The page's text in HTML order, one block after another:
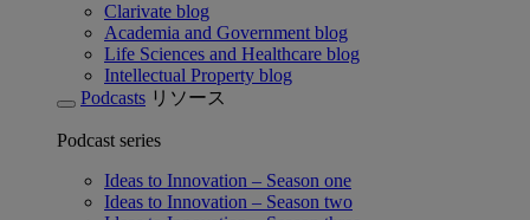
Clarivate blog
Academia and Government blog
Life Sciences and Healthcare blog
Intellectual Property blog
Podcasts リソース
Podcast series
Ideas to Innovation – Season one
Ideas to Innovation – Season two